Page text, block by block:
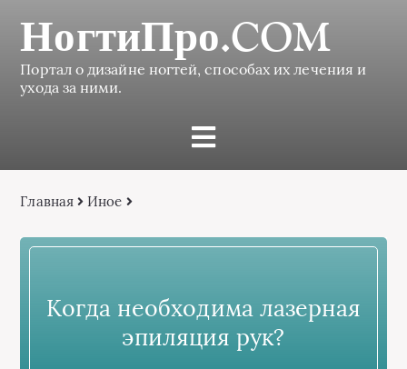
НогтиПро.COM
Портал о дизайне ногтей, способах их лечения и
ухода за ними.
Главная Иное
Когда необходима лазерная
эпиляция рук?